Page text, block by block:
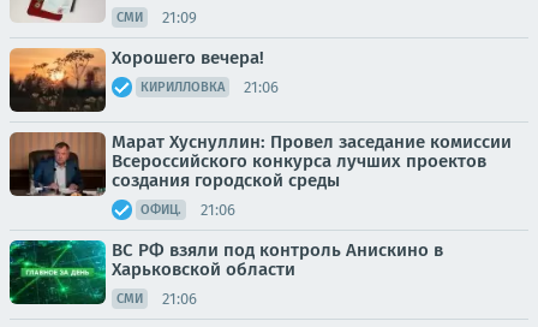
СМИ 21:09
Хорошего вечера!
КИРИЛЛОВКА 21:06
Марат Хуснуллин: Провел заседание комиссии
Всероссийского конкурса лучших проектов
создания городской среды
ОФИЦ. 21:06
ВС РФ взяли под контроль Анискино в
Харьковской области
СМИ 21:06